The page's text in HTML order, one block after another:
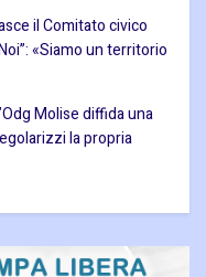
il Comitato civico
«Siamo un territorio
Molise diffida una
la propria